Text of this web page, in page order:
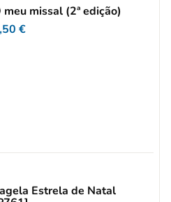
meu missal (2ª edição)
€
Estrela de Natal